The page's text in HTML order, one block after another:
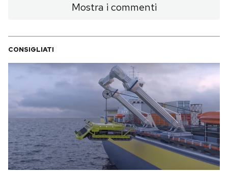
Mostra i commenti
CONSIGLIATI